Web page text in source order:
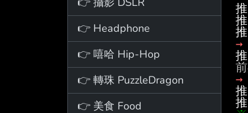
👉 Headphone
👉 嘻哈 Hip-Hop
👉 轉珠 PuzzleDragon
👉 美食 Food
推
推
推
→
推
→
推
推